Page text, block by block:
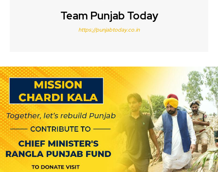
Team Punjab Today
https://punjabtoday.co.in